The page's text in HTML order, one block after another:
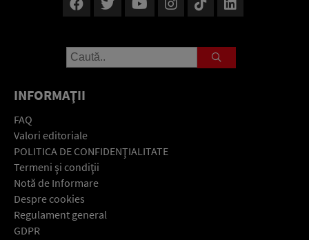
INFORMAŢII
FAQ
Valori editoriale
POLITICA DE CONFIDENŢIALITATE
Termeni şi condiţii
Notă de Informare
Despre cookies
Regulament general
GDPR